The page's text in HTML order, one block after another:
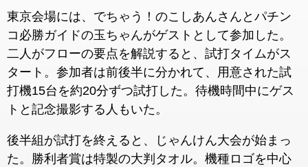
東京会場には、でちゃう！のこしあんさんとパチン
コ必勝ガイドの玉ちゃんがゲストとして参加した。
二人がフローの要点を解説すると、試打タイムがス
タート。参加者は前後半に分かれて、用意された試
打機15台を約20分ずつ試打した。待機時間中にゲス
トと記念撮影する人もいた。
後半組が試打を終えると、じゃんけん大会が始まっ
た。勝利者賞は特製の大判タオル。機種ロゴを中心